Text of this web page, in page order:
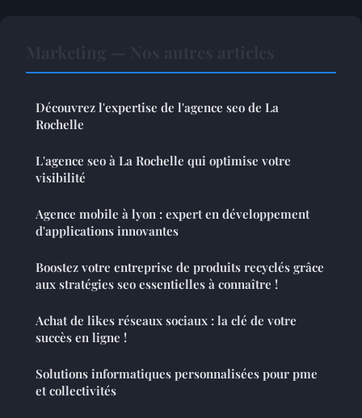
Découvrez l'expertise de l'agence seo de La
Rochelle
L'agence seo à La Rochelle qui optimise votre
visibilité
Agence mobile à lyon : expert en développement
d'applications innovantes
Boostez votre entreprise de produits recyclés grâce
aux stratégies seo essentielles à connaître !
Achat de likes réseaux sociaux : la clé de votre
succès en ligne !
Solutions informatiques personnalisées pour pme
et collectivités